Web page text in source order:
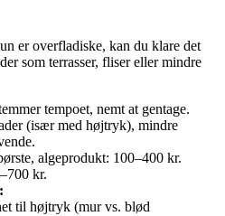
er overfladiske, kan du klare det
som terrasser, fliser eller mindre
tempoet, nemt at gentage.
(især med højtryk), mindre
algeprodukt: 100–400 kr.
kr.
til højtryk (mur vs. blød